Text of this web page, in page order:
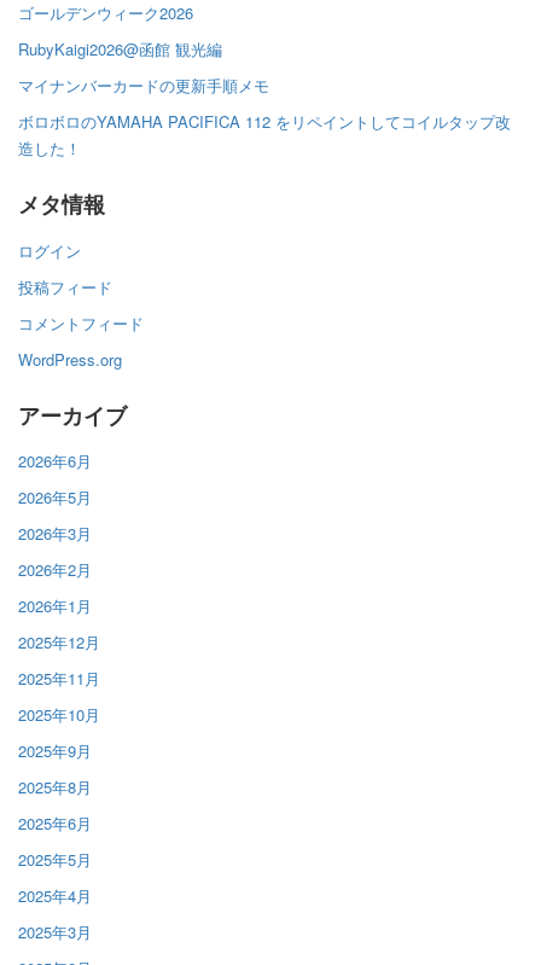
ゴールデンウィーク2026
RubyKaigi2026@函館 観光編
マイナンバーカードの更新手順メモ
ボロボロのYAMAHA PACIFICA 112 をリペイントしてコイルタップ改
造した！
メタ情報
ログイン
投稿フィード
コメントフィード
WordPress.org
アーカイブ
2026年6月
2026年5月
2026年3月
2026年2月
2026年1月
2025年12月
2025年11月
2025年10月
2025年9月
2025年8月
2025年6月
2025年5月
2025年4月
2025年3月